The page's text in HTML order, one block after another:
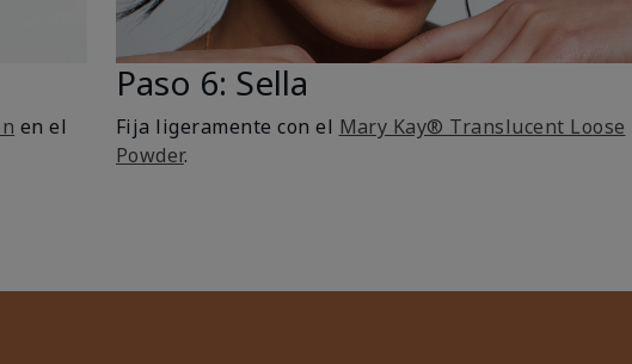
en el
Paso 6: Sella
Fija ligeramente con el Mary Kay® Translucent Loose
Powder.